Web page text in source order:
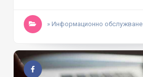
» Информационно обслужване